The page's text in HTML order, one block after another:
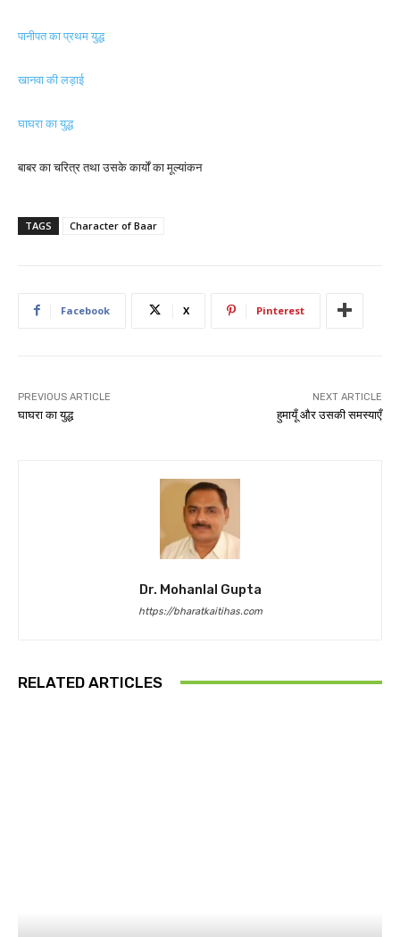
पानीपत का प्रथम युद्ध
खानवा की लड़ाई
घाघरा का युद्ध
बाबर का चरित्र तथा उसके कार्यों का मूल्यांकन
TAGS Character of Baar
Facebook X Pinterest
PREVIOUS ARTICLE
घाघरा का युद्ध
NEXT ARTICLE
हुमायूँ और उसकी समस्याएँ
Dr. Mohanlal Gupta
https://bharatkaitihas.com
RELATED ARTICLES